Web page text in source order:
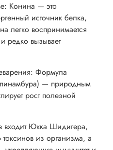
Конина — это
источник белка,
легко воспринимается
редко вызывает
Формула
— природным
рост полезной
входит Юкка Шидигера,
из организма, а